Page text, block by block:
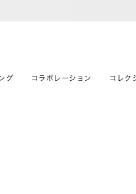
グ コラボレーション コレク